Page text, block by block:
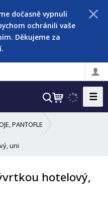
dočasně vypnuli
ochránili vaše
Děkujeme za
V
t
☰
PANTOFLE
uni
hotelový,